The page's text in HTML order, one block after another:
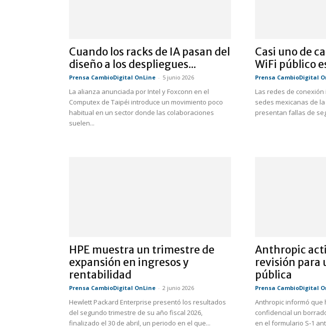
Cuando los racks de IA pasan del
diseño a los despliegues...
Prensa CambioDigital OnLine - 5 junio 2026
La alianza anunciada por Intel y Foxconn en el
Computex de Taipéi introduce un movimiento poco
habitual en un sector donde las colaboraciones
suelen...
Casi uno de
WiFi público
Prensa CambioDigital
Las redes de
sedes mexicanas de
presentan fallas de
HPE muestra un trimestre de
expansión en ingresos y
rentabilidad
Prensa CambioDigital OnLine - 2 junio 2026
Hewlett Packard Enterprise presentó los resultados
del segundo trimestre de su año fiscal 2026,
finalizado el 30 de abril, un periodo en el que...
Anthropic
revisión para
pública
Prensa CambioDigital
Anthropic informó que
confidencial un
en el formulario S‑1